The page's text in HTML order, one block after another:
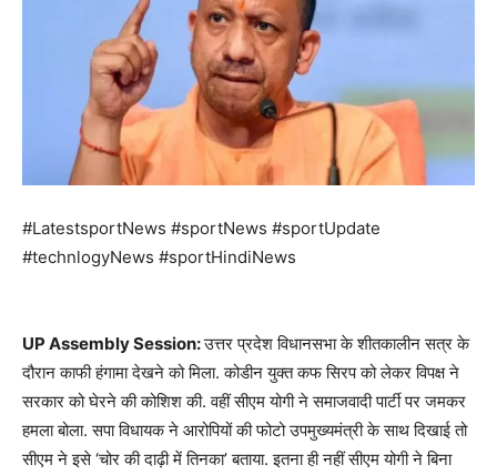
#LatestsportNews #sportNews #sportUpdate
#technlogyNews #sportHindiNews
UP Assembly Session:उत्तर प्रदेश विधानसभा के शीतकालीन सत्र के
दौरान काफी हंगामा देखने को मिला. कोडीन युक्त कफ सिरप को लेकर विपक्ष ने
सरकार को घेरने की कोशिश की. वहीं सीएम योगी ने समाजवादी पार्टी पर जमकर
हमला बोला. सपा विधायक ने आरोपियों की फोटो उपमुख्यमंत्री के साथ दिखाई तो
सीएम ने इसे ‘चोर की दाढ़ी में तिनका’ बताया. इतना ही नहीं सीएम योगी ने बिना